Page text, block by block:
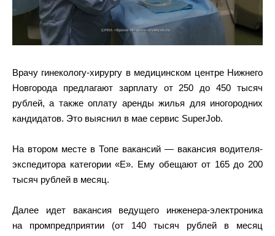
Врачу гинекологу-хирургу в медицинском центре Нижнего
Новгорода предлагают зарплату от 250 до 450 тысяч
рублей, а также оплату аренды жилья для иногородних
кандидатов. Это выяснил в мае сервис SuperJob.
На втором месте в Топе вакансий — вакансия водителя-
экспедитора категории «Е». Ему обещают от 165 до 200
тысяч рублей в месяц.
Далее идет вакансия ведущего инженера-электроника
на промпредприятии (от 140 тысяч рублей в месяц